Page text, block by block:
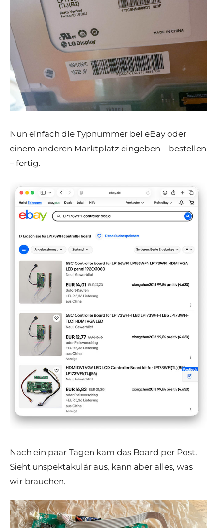
Nun einfach die Typnummer bei eBay oder
einem anderen Marktplatz eingeben – bestellen
– fertig.
Nach ein paar Tagen kam das Board per Post.
Sieht unspektakulär aus, kann aber alles, was
wir brauchen.